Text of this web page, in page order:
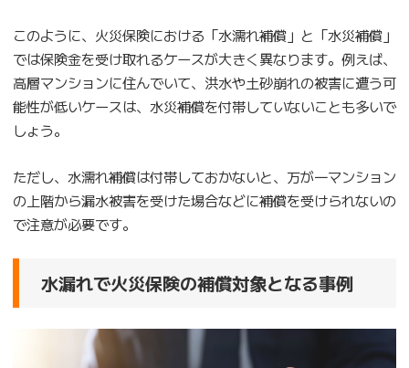
このように、火災保険における「水濡れ補償」と「水災補償」
では保険金を受け取れるケースが大きく異なります。例えば、
高層マンションに住んでいて、洪水や土砂崩れの被害に遭う可
能性が低いケースは、水災補償を付帯していないことも多いで
しょう。
ただし、水濡れ補償は付帯しておかないと、万が一マンション
の上階から漏水被害を受けた場合などに補償を受けられないの
で注意が必要です。
水漏れで火災保険の補償対象となる事例